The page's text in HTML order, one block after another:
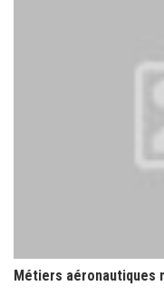
Métiers aéronautiques